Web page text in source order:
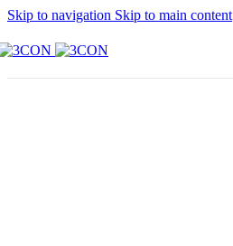
Skip to navigation Skip to main content